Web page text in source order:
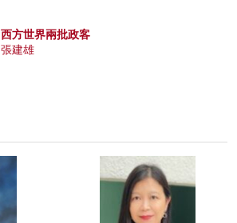
西方世界兩批政客
張建雄